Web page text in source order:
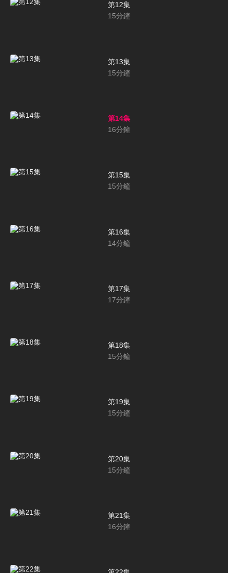
第12集
15分鐘
第13集
15分鐘
第14集
16分鐘
第15集
15分鐘
第16集
14分鐘
第17集
17分鐘
第18集
15分鐘
第19集
15分鐘
第20集
15分鐘
第21集
16分鐘